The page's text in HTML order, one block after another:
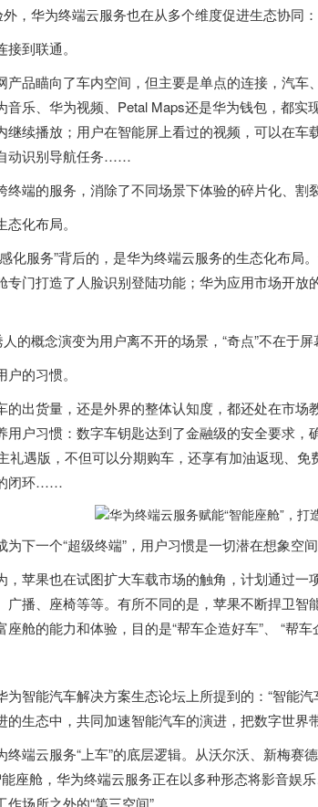
外，华为终端云服务也在从多个维度促进生态协同：
到联通。
产品瞄向了车内空间，但主要是单点的连接，汽
音乐、华为视频、Petal Maps还是华为钱包，都实
继续播放；用户在智能屏上看过的视频，可以在
动识别导航任务……
终端的服务，消除了不同场景下体验的碎片化、割
化布局。
化服务”背后的，是华为终端云服务的生态化布局
专门打造了人脸识别登陆功能；华为应用市场开
人的概念演变为用户离不开的场景，“奇点”不在于
的习惯。
的出货量，还是外界的整体认知度，都还处在市
用户习惯：数字车钥匙达到了金融级的安全要求
礼遇版，不但可以分期购车，还享有加油返现、
闭环……
为下一个“超级终端”，用户习惯是一切潜在想象空
，苹果也在试图扩大车载市场的触角，计划通过一
广播、座椅等等。有所不同的是，苹果不断捍卫智
舱的能力和体验，目的是“帮车企造好车”、 “帮车
为智能汽车解决方案生态论坛上所提到的：“智能
的生态中，共同加速智能汽车的演进，把数字世界
终端云服务“上车”的底层逻辑。从沃尔沃、新梅赛
座舱，华为终端云服务正在以多种形态将影音娱